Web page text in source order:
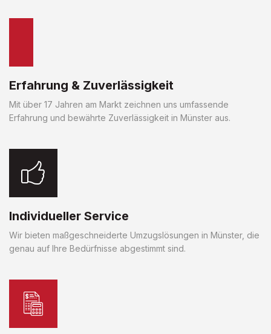
Erfahrung & Zuverlässigkeit
Mit über 17 Jahren am Markt zeichnen uns umfassende
Erfahrung und bewährte Zuverlässigkeit in Münster aus.
Individueller Service
Wir bieten maßgeschneiderte Umzugslösungen in Münster, die
genau auf Ihre Bedürfnisse abgestimmt sind.